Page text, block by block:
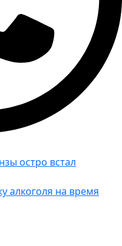
остро встал
алкоголя на время